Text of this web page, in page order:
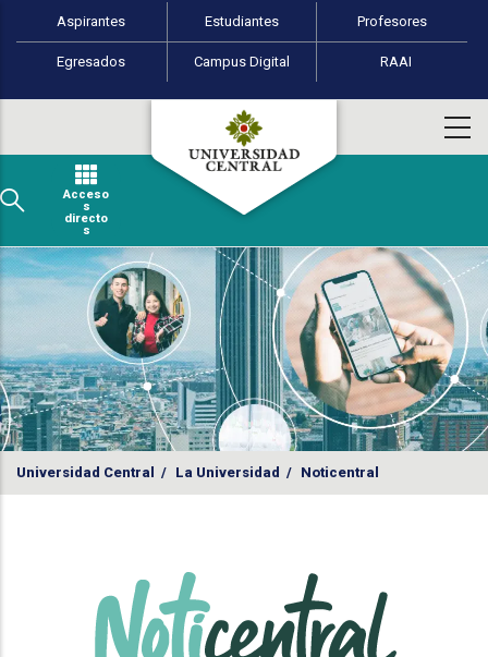
Pasar al contenido principal
Perfiles de usuario
Aspirantes Estudiantes Profesores
Egresados Campus Digital RAAI
Acceso
s
directo
s
Universidad Central / La Universidad / Noticentral